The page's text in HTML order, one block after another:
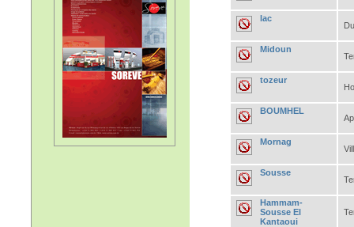
lac
Midoun
tozeur
BOUMHEL
Mornag
Sousse
Hammam-
Sousse El
Kantaoui